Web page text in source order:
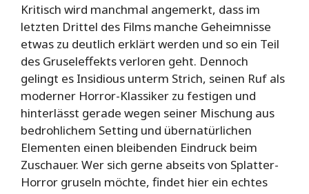
Kritisch wird manchmal angemerkt, dass im
letzten Drittel des Films manche Geheimnisse
etwas zu deutlich erklärt werden und so ein Teil
des Gruseleffekts verloren geht. Dennoch
gelingt es Insidious unterm Strich, seinen Ruf als
moderner Horror-Klassiker zu festigen und
hinterlässt gerade wegen seiner Mischung aus
bedrohlichem Setting und übernatürlichen
Elementen einen bleibenden Eindruck beim
Zuschauer. Wer sich gerne abseits von Splatter-
Horror gruseln möchte, findet hier ein echtes